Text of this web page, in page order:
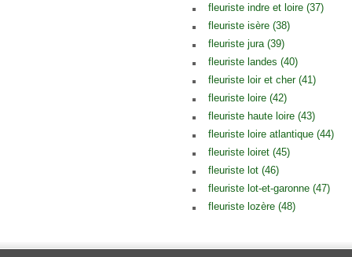
fleuriste indre et loire (37)
fleuriste isère (38)
fleuriste jura (39)
fleuriste landes (40)
fleuriste loir et cher (41)
fleuriste loire (42)
fleuriste haute loire (43)
fleuriste loire atlantique (44)
fleuriste loiret (45)
fleuriste lot (46)
fleuriste lot-et-garonne (47)
fleuriste lozère (48)